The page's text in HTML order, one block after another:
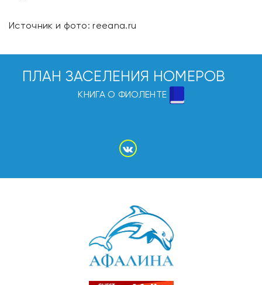
Источник и фото: reeana.ru
ПЛАН ЗАСЕЛЕНИЯ НОМЕРОВ
КНИГА О ФИОЛЕНТЕ